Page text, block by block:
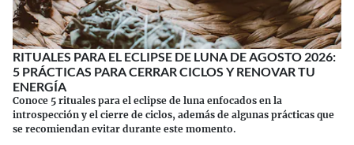
RITUALES PARA EL ECLIPSE DE LUNA DE AGOSTO 2026:
5 PRÁCTICAS PARA CERRAR CICLOS Y RENOVAR TU
ENERGÍA
Conoce 5 rituales para el eclipse de luna enfocados en la
introspección y el cierre de ciclos, además de algunas prácticas que
se recomiendan evitar durante este momento.